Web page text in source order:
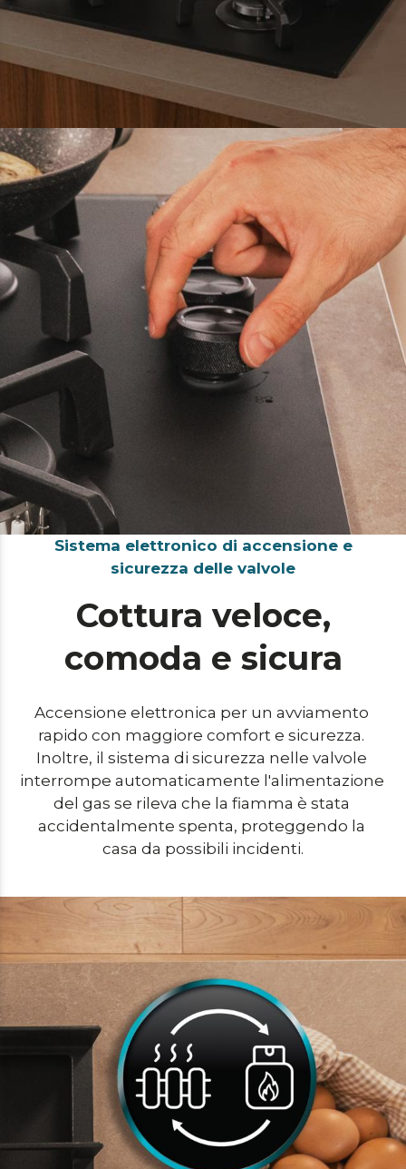
Sistema elettronico di accensione e
sicurezza delle valvole
Cottura veloce,
comoda e sicura
Accensione elettronica per un avviamento
rapido con maggiore comfort e sicurezza.
Inoltre, il sistema di sicurezza nelle valvole
interrompe automaticamente l'alimentazione
del gas se rileva che la fiamma è stata
accidentalmente spenta, proteggendo la
casa da possibili incidenti.